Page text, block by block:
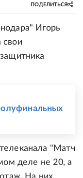
ПОДЕЛИТЬСЯ
Игорь
свои
"Матч
деле не 20, а